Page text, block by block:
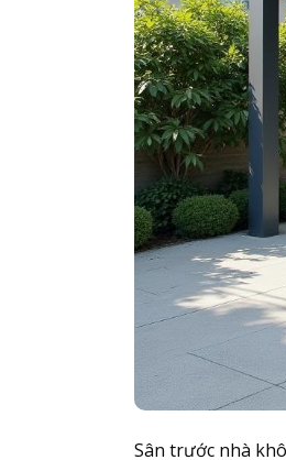
Sân trước nhà